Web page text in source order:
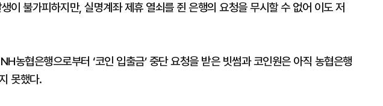
이 불가피하지만, 실명계좌 제휴 열쇠를 쥔 은행의 요청을 무시할 수 없어 이도 저
농협은행으로부터 ‘코인 입출금’ 중단 요청을 받은 빗썸과 코인원은 아직 농협은행
못했다.